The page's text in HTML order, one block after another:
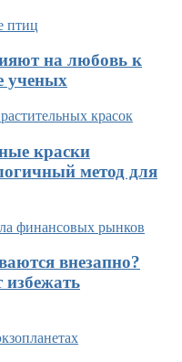
на любовь к
ученых
краски
метод для
внезапно?
избежать